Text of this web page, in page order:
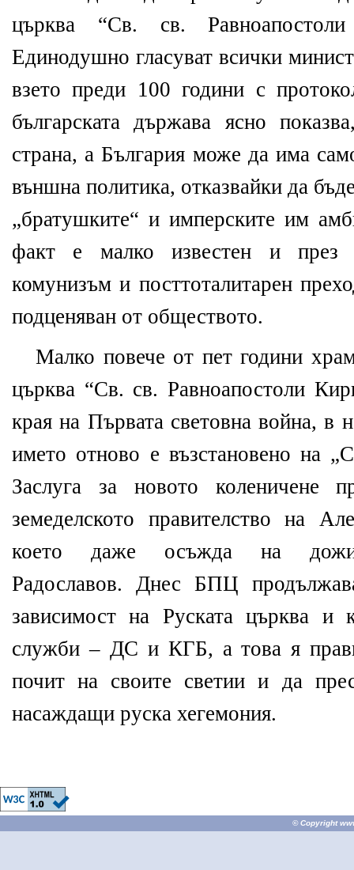
църква “Св. св.
Единодушно гласуват всички
взето преди 100 години с
българската държава ясно
страна, а България може да има
външна политика, отказвайки да
„братушките“ и имперските им
факт е малко известен и през
комунизъм и посттоталитарен
подценяван от обществото.
Малко повече от пет години
църква “Св. св. Равноапостоли
края на Първата световна война, в
името отново е възстановено на
Заслуга за новото коленичене
земеделското правителство на
което даже осъжда на
Радославов. Днес БПЦ
зависимост на Руската църква и
служби – ДС и КГБ, а това я
почит на своите светии и да
насаждащи руска хегемония.
© Copyright